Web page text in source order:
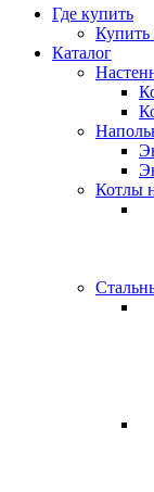
Где купить
Купить
Каталог
Котлы